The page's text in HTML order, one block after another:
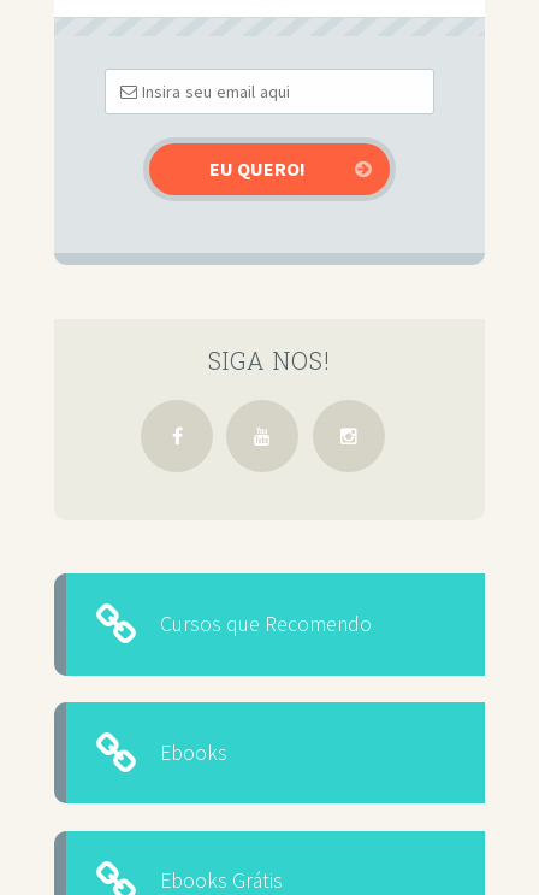
SIGA NOS!
Cursos que Recomendo
Ebooks
Ebooks Grátis